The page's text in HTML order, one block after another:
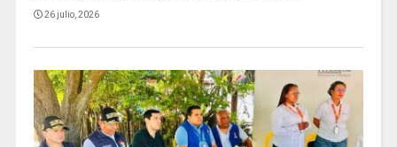
26 julio, 2026